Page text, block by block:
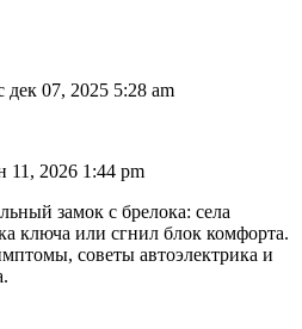
дек 07, 2025 5:28 am
11, 2026 1:44 pm
замок с брелока: села
ключа или сгнил блок комфорта.
советы автоэлектрика и